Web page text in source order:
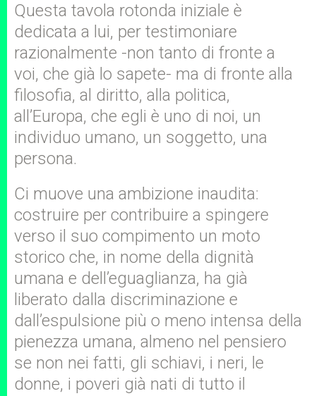
Questa tavola rotonda iniziale è
dedicata a lui, per testimoniare
razionalmente -non tanto di fronte a
voi, che già lo sapete- ma di fronte alla
filosofia, al diritto, alla politica,
all’Europa, che egli è uno di noi, un
individuo umano, un soggetto, una
persona.
Ci muove una ambizione inaudita:
costruire per contribuire a spingere
verso il suo compimento un moto
storico che, in nome della dignità
umana e dell’eguaglianza, ha già
liberato dalla discriminazione e
dall’espulsione più o meno intensa della
pienezza umana, almeno nel pensiero
se non nei fatti, gli schiavi, i neri, le
donne, i poveri già nati di tutto il